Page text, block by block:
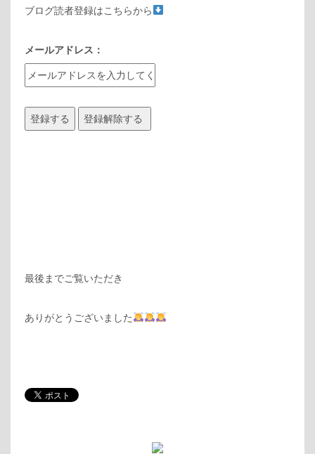
ブログ読者登録はこちらから
メールアドレス：
最後までご覧いただき
ありがとうございました